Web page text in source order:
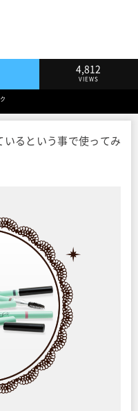
4,812
VIEWS
いるという事で使ってみ